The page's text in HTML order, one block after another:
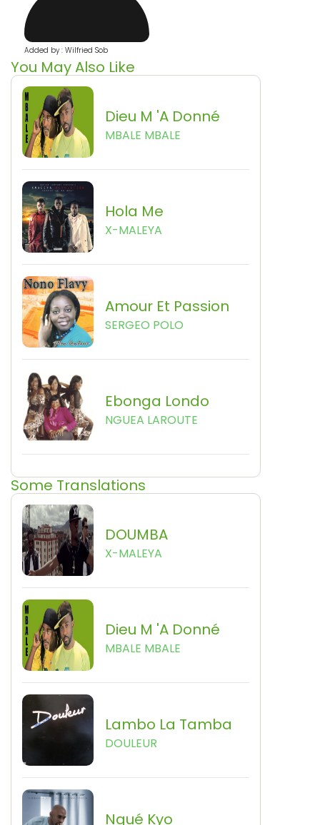
Added by : Wilfried Sob
You May Also Like
Dieu M 'a Donné
MBALE MBALE
Hola Me
X-MALEYA
Amour Et Passion
SERGEO POLO
Ebonga Londo
NGUEA LAROUTE
Some Translations
DOUMBA
X-MALEYA
Dieu M 'a Donné
MBALE MBALE
Lambo La Tamba
DOULEUR
Ngué Kyo